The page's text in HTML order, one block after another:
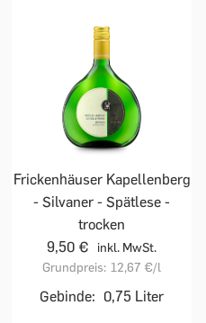
Frickenhäuser Kapellenberg
- Silvaner - Spätlese -
trocken
9,50 €
inkl. MwSt.
Grundpreis: 12,67 €/l
Gebinde: 0,75 Liter